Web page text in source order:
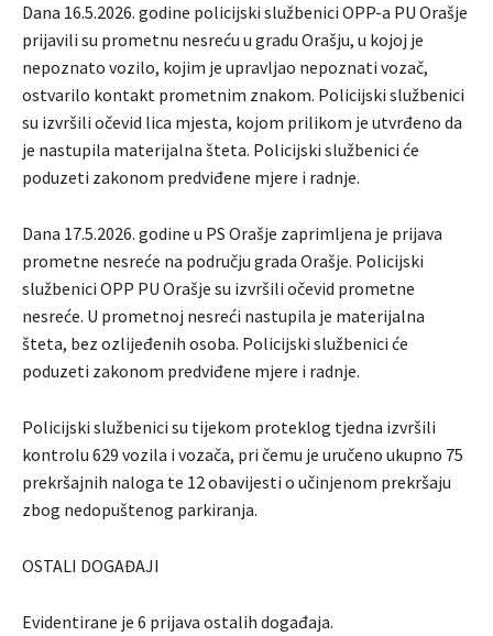
Dana 16.5.2026. godine policijski službenici OPP-a PU Orašje
prijavili su prometnu nesreću u gradu Orašju, u kojoj je
nepoznato vozilo, kojim je upravljao nepoznati vozač,
ostvarilo kontakt prometnim znakom. Policijski službenici
su izvršili očevid lica mjesta, kojom prilikom je utvrđeno da
je nastupila materijalna šteta. Policijski službenici će
poduzeti zakonom predviđene mjere i radnje.
Dana 17.5.2026. godine u PS Orašje zaprimljena je prijava
prometne nesreće na području grada Orašje. Policijski
službenici OPP PU Orašje su izvršili očevid prometne
nesreće. U prometnoj nesreći nastupila je materijalna
šteta, bez ozlijeđenih osoba. Policijski službenici će
poduzeti zakonom predviđene mjere i radnje.
Policijski službenici su tijekom proteklog tjedna izvršili
kontrolu 629 vozila i vozača, pri čemu je uručeno ukupno 75
prekršajnih naloga te 12 obavijesti o učinjenom prekršaju
zbog nedopuštenog parkiranja.
OSTALI DOGAĐAJI
Evidentirane je 6 prijava ostalih događaja.